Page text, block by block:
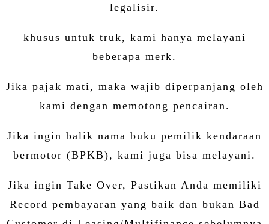
legalisir.
khusus untuk truk, kami hanya melayani
beberapa merk.
Jika pajak mati, maka wajib diperpanjang oleh
kami dengan memotong pencairan.
Jika ingin balik nama buku pemilik kendaraan
bermotor (BPKB), kami juga bisa melayani.
Jika ingin Take Over, Pastikan Anda memiliki
Record pembayaran yang baik dan bukan Bad